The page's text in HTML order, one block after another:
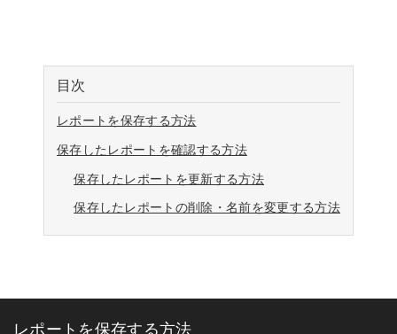
目次
レポートを保存する方法
保存したレポートを確認する方法
保存したレポートを更新する方法
保存したレポートの削除・名前を変更する方法
レポートを保存する方法